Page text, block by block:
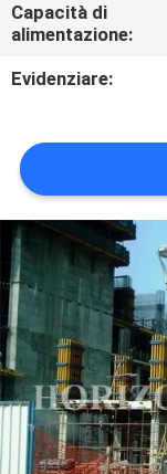
UNA
CITAZIONE
Capacità di
alimentazione:
Evidenziare: